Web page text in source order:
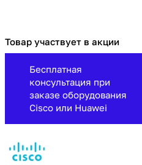
Товар участвует в акции
Бесплатная
консультация при
заказе оборудования
Cisco или Huawei